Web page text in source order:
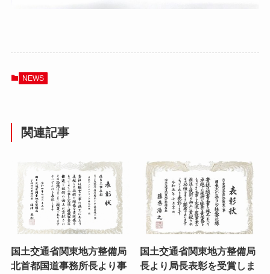
NEWS
関連記事
国土交通省関東地方整備局
北首都国道事務所長より事
国土交通省関東地方整備局
長より局長表彰を受賞しま